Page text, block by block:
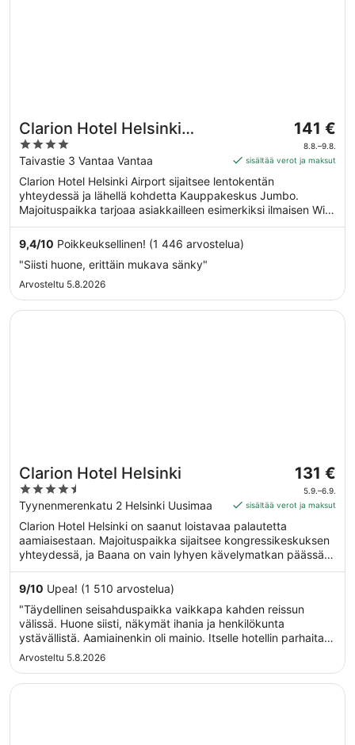
Clarion Hotel Helsinki
Airport
4
out
of
5
Taivastie 3 Vantaa Vantaa
Hinta
on
141 €
ajalle
141 €
8.8.–9.8.
sisältää verot ja maksut
Clarion Hotel Helsinki Airport sijaitsee lentokentän
yhteydessä ja lähellä kohdetta Kauppakeskus Jumbo.
Majoituspaikka tarjoaa asiakkailleen esimerkiksi ilmaisen Wi-
Fi-yhteyden yleisissä tiloissa sekä ravintolan ja kuntosalin.
Tämän majoituspaikan tarjoamiin lemmikkipalveluihin kuuluu
ruoka- ja vesikulhot.
9,4/10 Poikkeuksellinen! (1 446 arvostelua)
"Siisti huone, erittäin mukava sänky"
Arvosteltu 5.8.2026
Clarion Hotel Helsinki
4.5
out
of
5
Tyynenmerenkatu 2 Helsinki Uusimaa
Hinta
on
131 €
yö
ajalle
131 €
5.9.–6.9.
sisältää verot ja maksut
Clarion Hotel Helsinki on saanut loistavaa palautetta
aamiaisestaan. Majoituspaikka sijaitsee kongressikeskuksen
yhteydessä, ja Baana on vain lyhyen kävelymatkan päässä.
Majoituspaikka tarjoaa asiakkaille esimerkiksi ilmaisen Wi-Fi-
yhteyden yleisissä tiloissa sekä 3 baaria ja ulkouima-altaan.
Tämän majoituspaikan tarjoamiin lemmikkipalveluihin kuuluu
ruoka- ja vesikulhot.
9/10 Upea! (1 510 arvostelua)
"Täydellinen seisahduspaikka vaikkapa kahden reissun
välissä. Huone siisti, näkymät ihania ja henkilökunta
ystävällistä. Aamiainenkin oli mainio. Itselle hotellin parhaita
ominaisuuksia ovat kattokerroksen kuntosali, uima-allas ja
Arvosteltu 5.8.2026
Avautuu uuteen ikkunaan
Clarion Hotel Helsinki
Avautuu uuteen ikkunaan
Scandic Grand Central Helsinki